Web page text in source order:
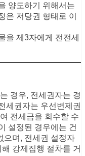
양도하기 위해서는
은 저당권 형태로 이
을 제3자에게 전전세
경우, 전세권자는 경
세권자는 우선변제권
전세금을 회수할 수
설정된 경우에는 건
으며, 전세권 설정자
강제집행 절차를 거